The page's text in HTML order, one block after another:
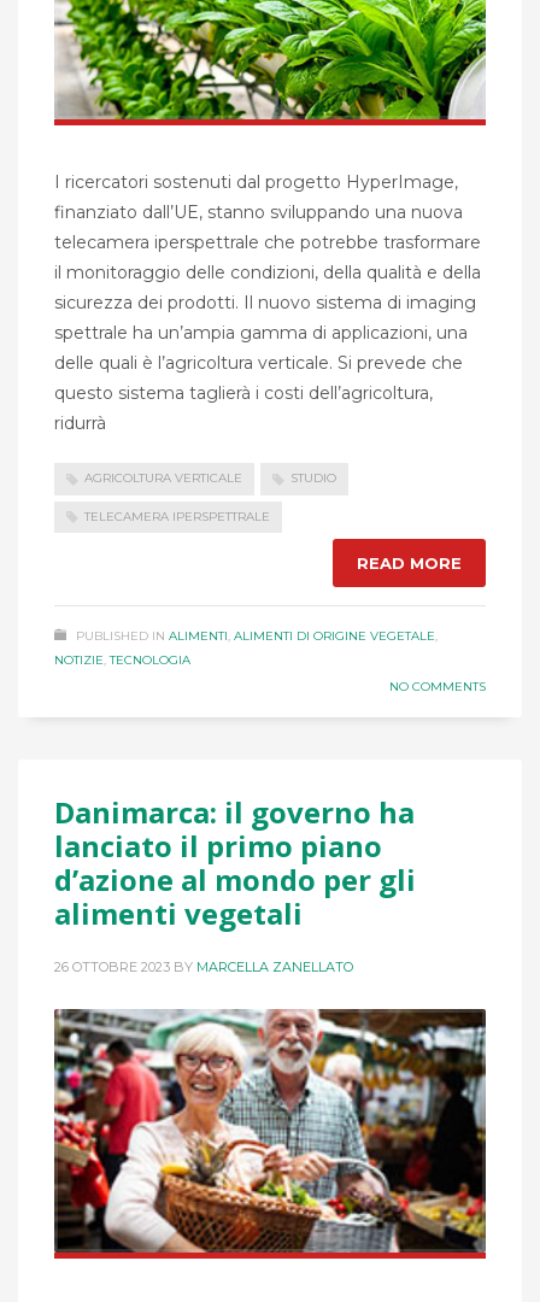
I ricercatori sostenuti dal progetto HyperImage,
finanziato dall’UE, stanno sviluppando una nuova
telecamera iperspettrale che potrebbe trasformare
il monitoraggio delle condizioni, della qualità e della
sicurezza dei prodotti. Il nuovo sistema di imaging
spettrale ha un’ampia gamma di applicazioni, una
delle quali è l’agricoltura verticale. Si prevede che
questo sistema taglierà i costi dell’agricoltura,
ridurrà
AGRICOLTURA VERTICALE STUDIO
TELECAMERA IPERSPETTRALE
READ MORE
PUBLISHED IN ALIMENTI, ALIMENTI DI ORIGINE VEGETALE,
NOTIZIE,TECNOLOGIA
NO COMMENTS
Danimarca: il governo ha
lanciato il primo piano
d’azione al mondo per gli
alimenti vegetali
26 OTTOBRE 2023 BY MARCELLA ZANELLATO